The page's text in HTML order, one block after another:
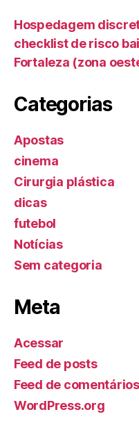
Hospedagem
checklist de risco
Fortaleza (zona
Categorias
Apostas
cinema
Cirurgia plástica
dicas
futebol
Notícias
Sem categoria
Meta
Acessar
Feed de posts
Feed de comentários
WordPress.org